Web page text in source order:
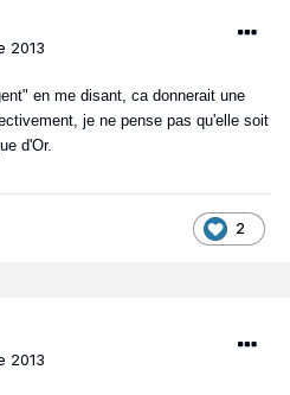
2013
en me disant, ca donnerait une
je ne pense pas qu'elle soit
d'Or.
2
2013